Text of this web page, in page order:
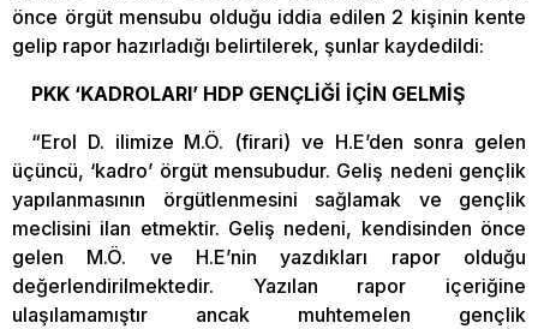
önce örgüt mensubu olduğu iddia edilen 2 kişinin kente
gelip rapor hazırladığı belirtilerek, şunlar kaydedildi:
PKK ‘KADROLARI’ HDP GENÇLİĞİ İÇİN GELMİŞ
“Erol D. ilimize M.Ö. (firari) ve H.E’den sonra gelen
üçüncü, ‘kadro’ örgüt mensubudur. Geliş nedeni gençlik
yapılanmasının örgütlenmesini sağlamak ve gençlik
meclisini ilan etmektir. Geliş nedeni, kendisinden önce
gelen M.Ö. ve H.E’nin yazdıkları rapor olduğu
değerlendirilmektedir. Yazılan rapor içeriğine
ulaşılamamıştır ancak muhtemelen gençlik